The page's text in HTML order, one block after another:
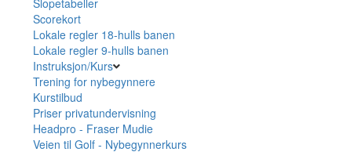
Scorekort
Lokale regler 18-hulls banen
Lokale regler 9-hulls banen
Instruksjon/Kurs
Trening for nybegynnere
Kurstilbud
Priser privatundervisning
Headpro - Fraser Mudie
Veien til Golf - Nybegynnerkurs